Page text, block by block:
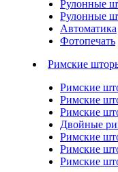
Рулонные
Рулонные
Автоматика
Фотопечать
Римские
Римские
Римские
Римские
Двойные
Римские
Римские
Римские